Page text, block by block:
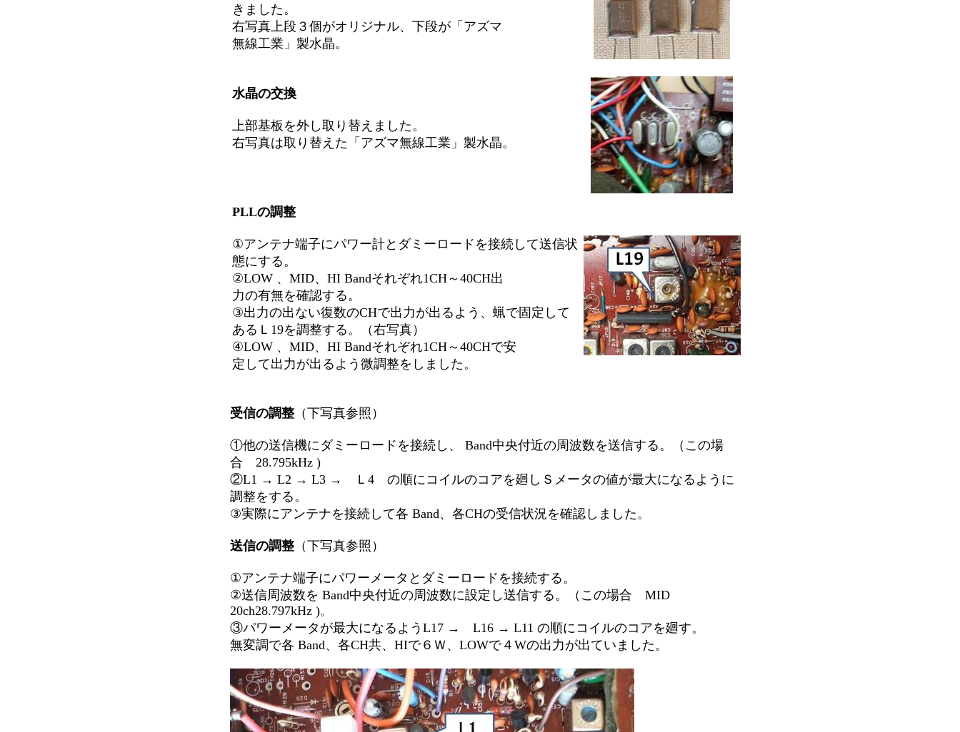
きました。
右写真上段３個がオリジナル、下段が「アズマ
無線工業」製水晶。
水晶の交換
上部基板を外し取り替えました。
右写真は取り替えた「アズマ無線工業」製水晶。
PLLの調整
①アンテナ端子にパワー計とダミーロードを接続して送信状
態にする。
②LOW 、MID、HI Bandそれぞれ1CH～40CH出
力の有無を確認する。
③出力の出ない復数のCHで出力が出るよう、蝋で固定して
あるＬ19を調整する。（右写真）
④LOW 、MID、HI Bandそれぞれ1CH～40CHで安
定して出力が出るよう微調整を しました。
受信の調整（下写真参照）
①他の送信機にダミーロードを接続し、 Band中央付近の周波数を送信する。（この場
合 28.795kHz )
②L1 → L2 → L3 → Ｌ4 の順にコイルのコアを廻しＳメータの値が最大になるように
調整をする。
③実際にアンテナを接続して各 Band、各CHの受信状況を確認しました。
送信の調整（下写真参照）
①アンテナ端子にパワーメータとダミーロードを接続する。
②送信周波数を Band中央付近の周波数に設定し送信する。（この場合 MID
20ch28.797kHz )。
③パワーメータが最大になるようL17 → L16→ L11 の順にコイルのコアを廻す。
無変調で各 Band、各CH共、 HIで６Ｗ、LOWで４Wの出力が出ていました。